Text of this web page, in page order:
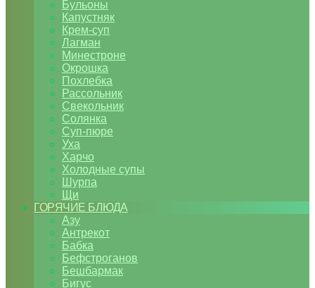
Бульоны
Капустняк
Крем-суп
Лагман
Минестроне
Окрошка
Похлебка
Рассольник
Свекольник
Солянка
Суп-пюре
Уха
Харчо
Холодные супы
Шурпа
Щи
ГОРЯЧИЕ БЛЮДА
Азу
Антрекот
Бабка
Бефстроганов
Бешбармак
Бигус